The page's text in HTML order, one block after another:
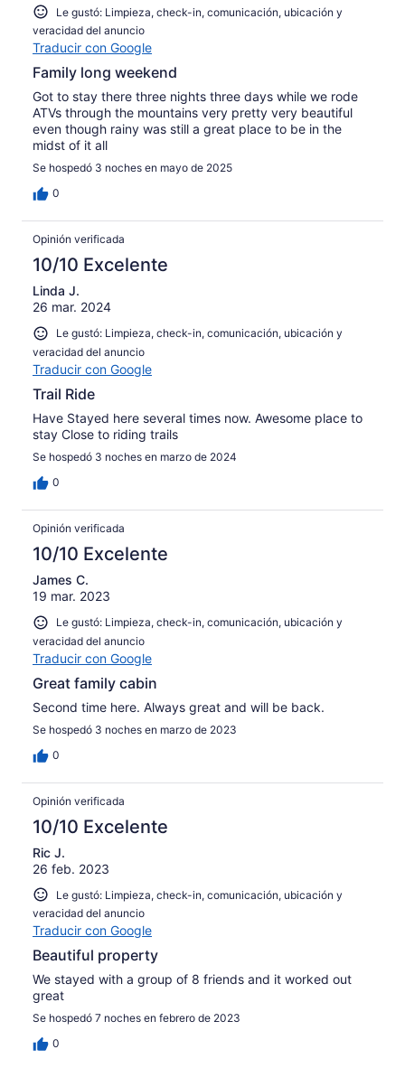
Le gustó: Limpieza, check-in, comunicación, ubicación y
veracidad del anuncio
Traducir con Google
Family long weekend
Got to stay there three nights three days while we rode
ATVs through the mountains very pretty very beautiful
even though rainy was still a great place to be in the
midst of it all
Se hospedó 3 noches en mayo de 2025
0
Opinión verificada
10/10 Excelente
Linda J.
26 mar. 2024
Le gustó: Limpieza, check-in, comunicación, ubicación y
veracidad del anuncio
Traducir con Google
Trail Ride
Have Stayed here several times now. Awesome place to
stay Close to riding trails
Se hospedó 3 noches en marzo de 2024
0
Opinión verificada
10/10 Excelente
James C.
19 mar. 2023
Le gustó: Limpieza, check-in, comunicación, ubicación y
veracidad del anuncio
Traducir con Google
Great family cabin
Second time here. Always great and will be back.
Se hospedó 3 noches en marzo de 2023
0
Opinión verificada
10/10 Excelente
Ric J.
26 feb. 2023
Le gustó: Limpieza, check-in, comunicación, ubicación y
veracidad del anuncio
Traducir con Google
Beautiful property
We stayed with a group of 8 friends and it worked out
great
Se hospedó 7 noches en febrero de 2023
0